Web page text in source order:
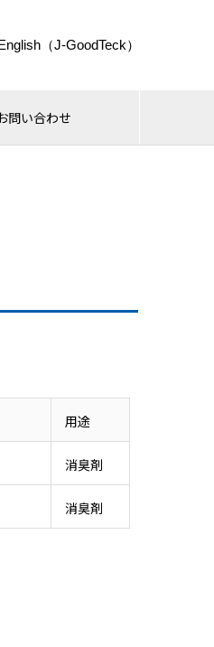
（J-GoodTeck）
問い合わせ
用途
消臭剤
消臭剤